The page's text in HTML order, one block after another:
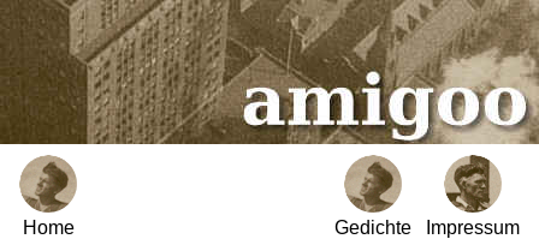
Home Gedichte Impressum